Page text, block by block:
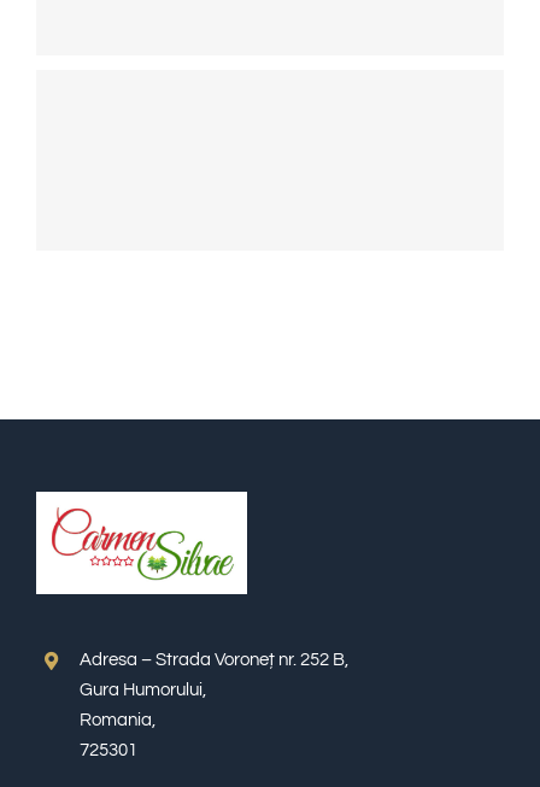
Adresa – Strada Voroneț nr. 252 B,
Gura Humorului,
Romania,
725301